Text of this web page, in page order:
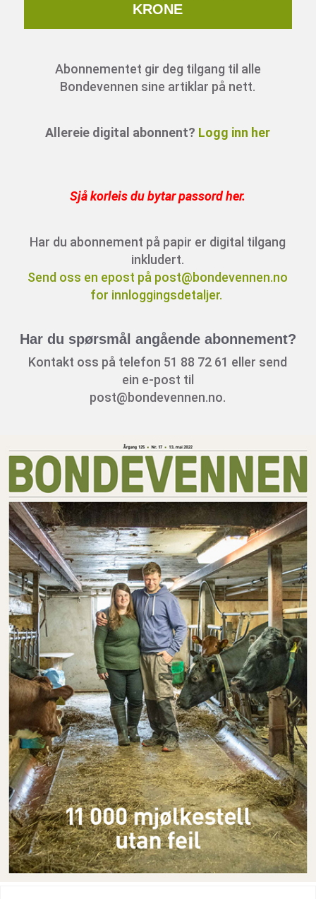
KRONE
Abonnementet gir deg tilgang til alle
Bondevennen sine artiklar på nett.
Allereie digital abonnent? Logg inn her
Sjå korleis du bytar passord her.
Har du abonnement på papir er digital tilgang
inkludert.
Send oss en epost på post@bondevennen.no
for innloggingsdetaljer.
Har du spørsmål angående abonnement?
Kontakt oss på telefon 51 88 72 61 eller send
ein e-post til
post@bondevennen.no.